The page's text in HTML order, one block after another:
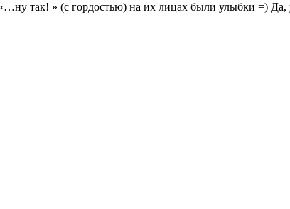
так! » (с гордостью) на их лицах были улыбки =) Да,